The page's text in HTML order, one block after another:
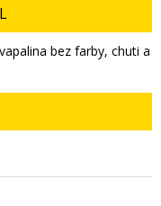
bez farby, chuti a